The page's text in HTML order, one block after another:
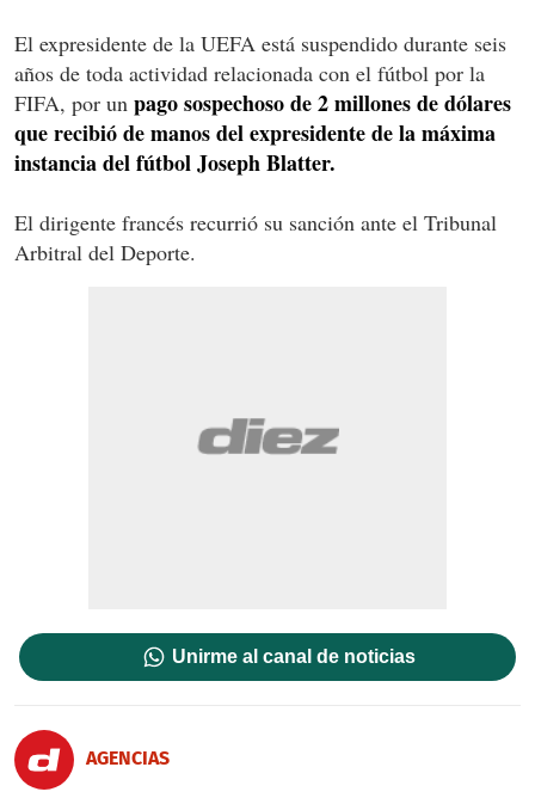
El expresidente de la UEFA está suspendido durante seis
años de toda actividad relacionada con el fútbol por la
FIFA, por un pago sospechoso de 2 millones de dólares
que recibió de manos del expresidente de la máxima
instancia del fútbol Joseph Blatter.
El dirigente francés recurrió su sanción ante el Tribunal
Arbitral del Deporte.
Unirme al canal de noticias
AGENCIAS